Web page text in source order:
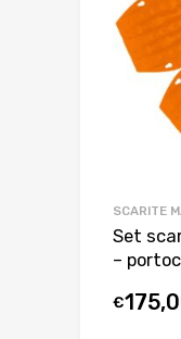
SCARITE
Set
–
€